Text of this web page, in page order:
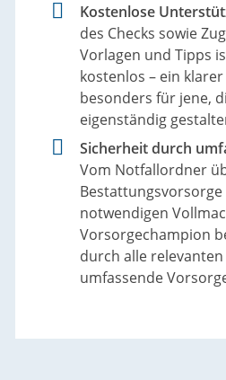
Kostenlose
des Checks sowie
Vorlagen und Tipps
kostenlos – ein
besonders für jene,
eigenständig
Sicherheit durch
Vom Notfallordner
Bestattungsvorsorge
notwendigen
Vorsorgechampion
durch alle
umfassende